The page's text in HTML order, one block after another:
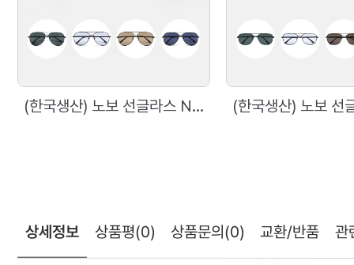
(한국생산) 노보 선글라스 N5005 60사이즈 메탈 보잉 선글라스
상세정보 상품평(0) 상품문의(0) 교환/반품 관